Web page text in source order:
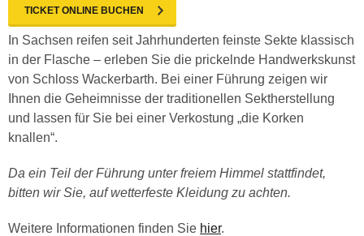
TICKET ONLINE BUCHEN
In Sachsen reifen seit Jahrhunderten feinste Sekte klassisch
in der Flasche – erleben Sie die prickelnde Handwerkskunst
von Schloss Wackerbarth. Bei einer Führung zeigen wir
Ihnen die Geheimnisse der traditionellen Sektherstellung
und lassen für Sie bei einer Verkostung „die Korken
knallen“.
Da ein Teil der Führung unter freiem Himmel stattfindet,
bitten wir Sie, auf wetterfeste Kleidung zu achten.
Weitere Informationen finden Sie hier.